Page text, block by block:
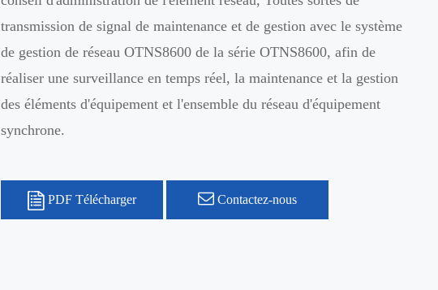
transmission de signal de maintenance et de gestion avec le système
de gestion de réseau OTNS8600 de la série OTNS8600, afin de
réaliser une surveillance en temps réel, la maintenance et la gestion
des éléments d'équipement et l'ensemble du réseau d'équipement
synchrone.
PDF Télécharger Contactez-nous